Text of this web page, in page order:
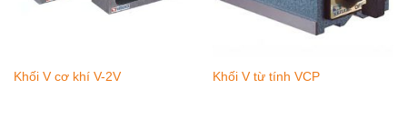
Khối V cơ khí V-2V Khối V từ tính VCP